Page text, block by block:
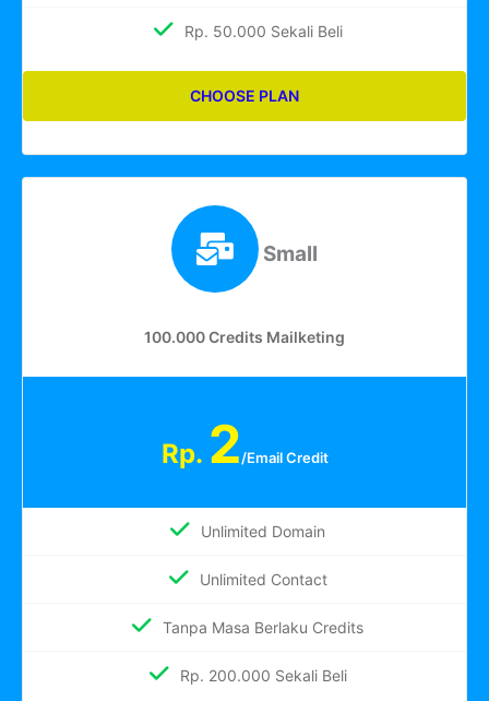
Rp. 50.000 Sekali Beli
CHOOSE PLAN
Small
100.000 Credits Mailketing
Rp. 2/Email Credit
Unlimited Domain
Unlimited Contact
Tanpa Masa Berlaku Credits
Rp. 200.000 Sekali Beli